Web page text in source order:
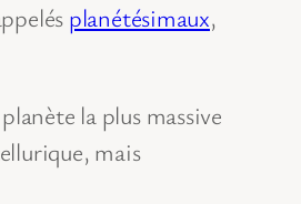
planétésimaux,
la plus massive
mais